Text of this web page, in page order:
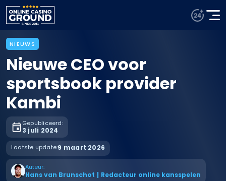
NIEUWS
Nieuwe CEO voor
sportsbook provider
Kambi
Gepubliceerd:
3 juli 2024
Laatste update:9 maart 2026
Auteur:
Hans van Brunschot | Redacteur online kansspelen